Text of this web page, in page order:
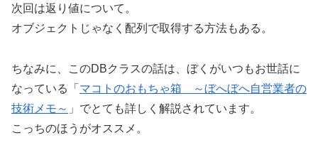
次回は返り値について。
オブジェクトじゃなく配列で取得する方法もある。
ちなみに、このDBクラスの話は、ぼくがいつもお世話に
なっている「 マコトのおもちゃ箱 ～ぼへぼへ自営業者の
技術メモ～ 」でとても詳しく解説されています。
こっちのほうがオススメ。